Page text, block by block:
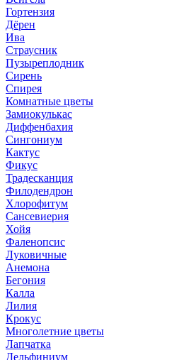
Гортензия
Дёрен
Ива
Страусник
Пузыреплодник
Сирень
Спирея
Комнатные цветы
Замиокулькас
Диффенбахия
Сингониум
Кактус
Фикус
Традесканция
Филодендрон
Хлорофитум
Сансевиерия
Хойя
Фаленопсис
Луковичные
Анемона
Бегония
Калла
Лилия
Крокус
Многолетние цветы
Лапчатка
Дельфиниум